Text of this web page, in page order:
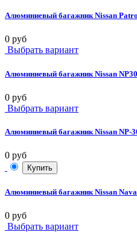
Алюминиевый багажник Nissan
0 руб
Выбрать вариант
Алюминиевый багажник Nissan
0 руб
Выбрать вариант
Алюминиевый багажник Nissan NP-
0 руб
Купить
Алюминиевый багажник Nissan
0 руб
Выбрать вариант